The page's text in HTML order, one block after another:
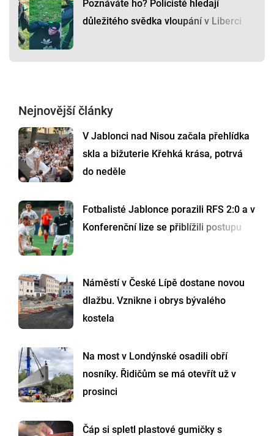
Poznáváte ho? Policisté hledají
důležitého svědka vloupání v Liberci
Nejnovější články
V Jablonci nad Nisou začala přehlídka
skla a bižuterie Křehká krása, potrvá
do neděle
Fotbalisté Jablonce porazili RFS 2:0 a v
Konferenční lize se přiblížili postupu
Náměstí v České Lípě dostane novou
dlažbu. Vznikne i obrys bývalého
kostela
Na most v Londýnské osadili obří
nosníky. Řidičům se má otevřít už v
prosinci
Čáp si spletl plastové gumičky s